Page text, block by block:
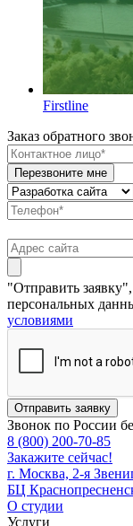
Firstline
Заказ обратного
Перезвоните мне
"Отправить
персональных
условиями
Отправить заявку
Звонок по России
8 (800) 200-70-85
Закажите сейчас!
г. Москва, 2-я
БЦ
О студии
Услуги